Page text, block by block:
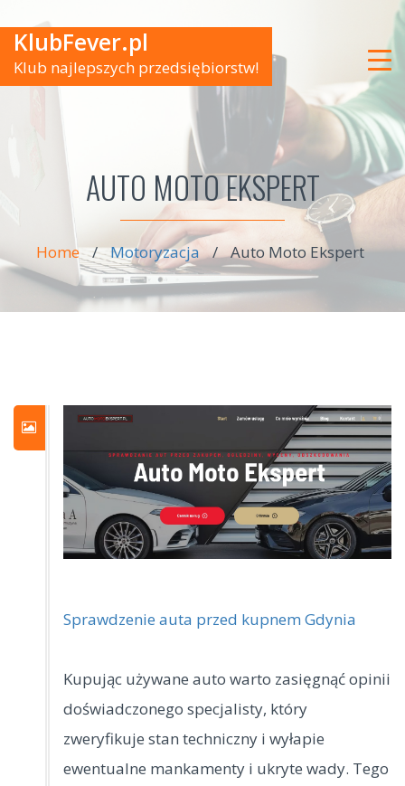
KlubFever.pl
Klub najlepszych przedsiębiorstw!
AUTO MOTO EKSPERT
Home / Motoryzacja / Auto Moto Ekspert
Sprawdzenie auta przed kupnem Gdynia
Kupując używane auto warto zasięgnąć opinii
doświadczonego specjalisty, który
zweryfikuje stan techniczny i wyłapie
ewentualne mankamenty i ukryte wady. Tego